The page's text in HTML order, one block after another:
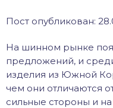
Пост опубликован:
На шинном рынке
предложений, и
изделия из Южной
чем они отличаются
сильные стороны и